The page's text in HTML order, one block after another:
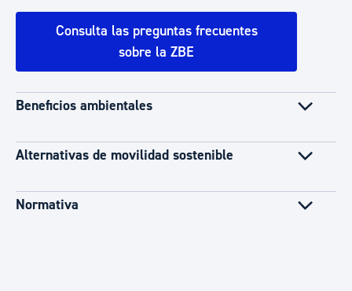
Consulta las preguntas frecuentes
sobre la ZBE
Beneficios ambientales
Alternativas de movilidad sostenible
Normativa